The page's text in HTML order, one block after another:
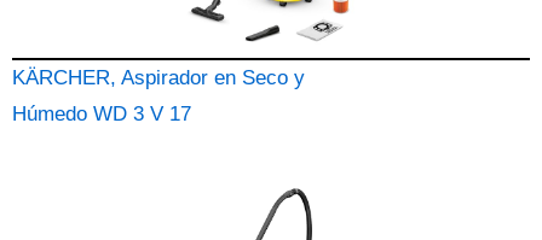
KÄRCHER, Aspirador en Seco y
Húmedo WD 3 V 17